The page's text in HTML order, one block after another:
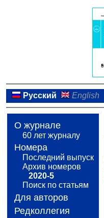
Русский English
О журнале
60 лет журналу
Номера
Последний выпуск
Архив номеров
2020-5
Поиск по статьям
Для авторов
Редколлегия